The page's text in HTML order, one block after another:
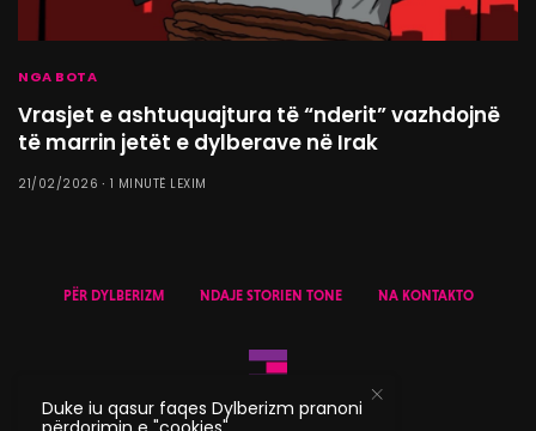
NGA BOTA
Vrasjet e ashtuquajtura të “nderit” vazhdojnë
të marrin jetët e dylberave në Irak
21/02/2026 1 MINUTË LEXIM
PËR DYLBERIZM NDAJE STORIEN TONE NA KONTAKTO
Duke iu qasur faqes Dylberizm pranoni